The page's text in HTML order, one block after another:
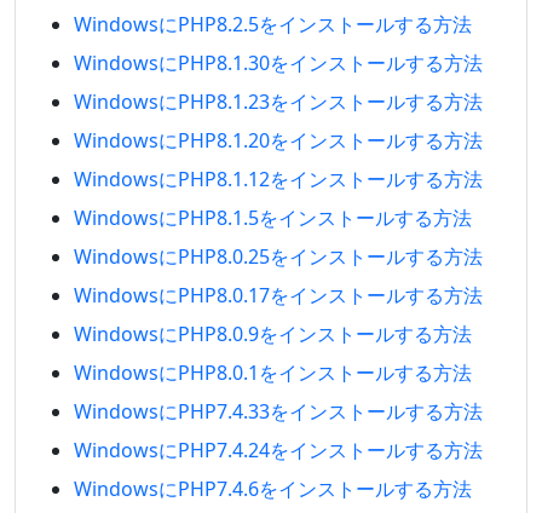
WindowsにPHP8.2.5をインストールする方法
WindowsにPHP8.1.30をインストールする方法
WindowsにPHP8.1.23をインストールする方法
WindowsにPHP8.1.20をインストールする方法
WindowsにPHP8.1.12をインストールする方法
WindowsにPHP8.1.5をインストールする方法
WindowsにPHP8.0.25をインストールする方法
WindowsにPHP8.0.17をインストールする方法
WindowsにPHP8.0.9をインストールする方法
WindowsにPHP8.0.1をインストールする方法
WindowsにPHP7.4.33をインストールする方法
WindowsにPHP7.4.24をインストールする方法
WindowsにPHP7.4.6をインストールする方法